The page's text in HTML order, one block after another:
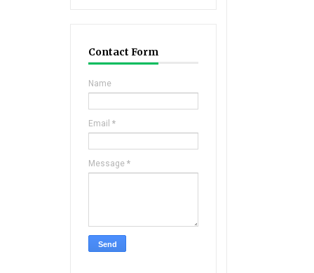
Contact Form
Name
Email *
Message *